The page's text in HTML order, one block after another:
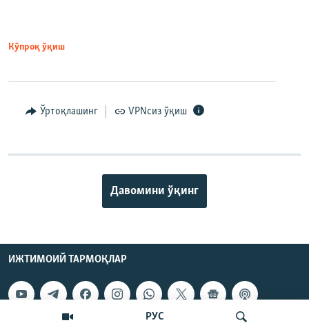
РУС
Кўпроқ ўқиш
Ўртоқлашинг VPNсиз ўқиш
Давомини ўқинг
ИЖТИМОИЙ ТАРМОҚЛАР